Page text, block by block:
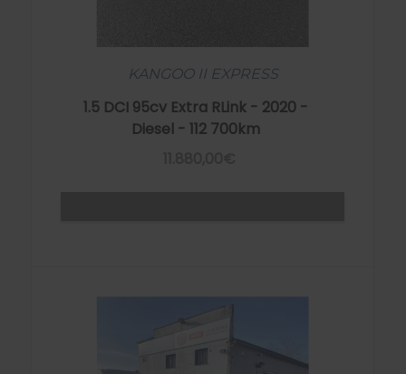
KANGOO II EXPRESS
1.5 DCI 95cv Extra RLink - 2020 -
Diesel - 112 700km